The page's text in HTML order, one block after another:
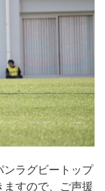
ンラグビートップ
ますので、ご声援